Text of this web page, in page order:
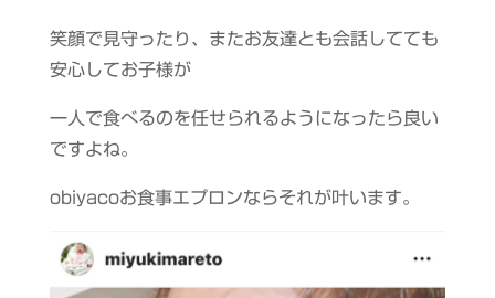
笑顔で見守ったり、またお友達とも会話してても
安心してお子様が
一人で食べるのを任せられるようになったら良い
ですよね。
obiyacoお食事エプロンならそれが叶います。